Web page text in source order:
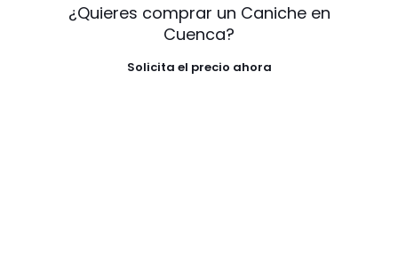
¿Quieres comprar un Caniche en
Cuenca?
Solicita el precio ahora